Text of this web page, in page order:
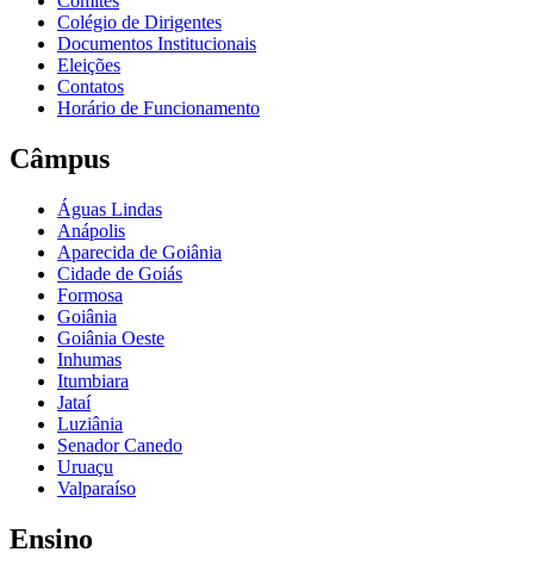
Colégio de Dirigentes
Documentos Institucionais
Eleições
Contatos
Horário de Funcionamento
Câmpus
Águas Lindas
Anápolis
Aparecida de Goiânia
Cidade de Goiás
Formosa
Goiânia
Goiânia Oeste
Inhumas
Itumbiara
Jataí
Luziânia
Senador Canedo
Uruaçu
Valparaíso
Ensino